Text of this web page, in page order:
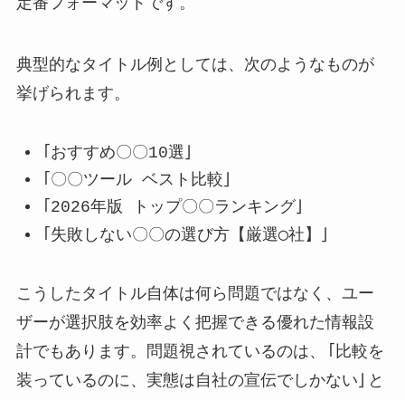
典型的なタイトル例としては、次のようなものが
挙げられます。
「おすすめ〇〇10選」
「〇〇ツール ベスト比較」
「2026年版 トップ〇〇ランキング」
「失敗しない〇〇の選び方【厳選◯社】」
こうしたタイトル自体は何ら問題ではなく、ユー
ザーが選択肢を効率よく把握できる優れた情報設
計でもあります。問題視されているのは、「比較を
装っているのに、実態は自社の宣伝でしかない」と